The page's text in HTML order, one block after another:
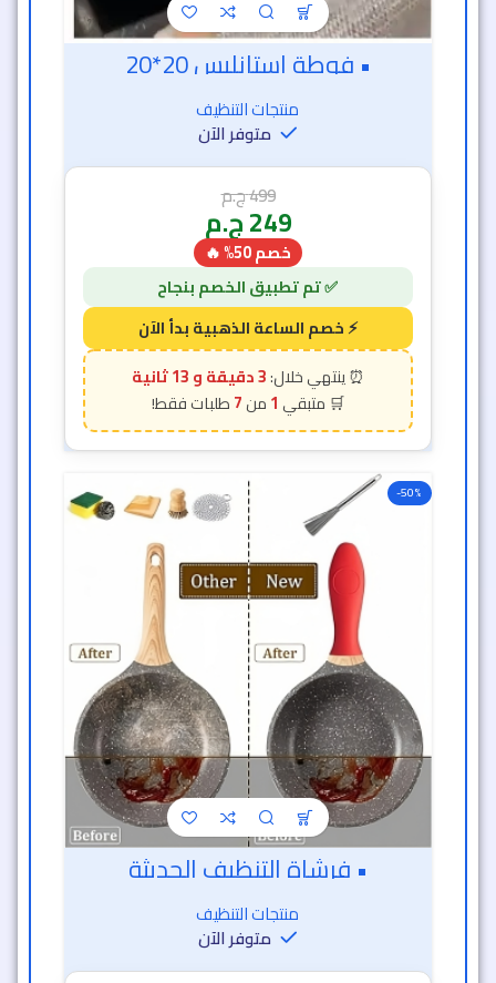
• فوطة استانليس 20*20
منتجات التنظيف
متوفر الآن
499ج.م
249ج.م
خصم 50% 🔥
3 دقيقة و 11 ثانية
1
7
-50%
• فرشاة التنظيف الحديثة
منتجات التنظيف
متوفر الآن